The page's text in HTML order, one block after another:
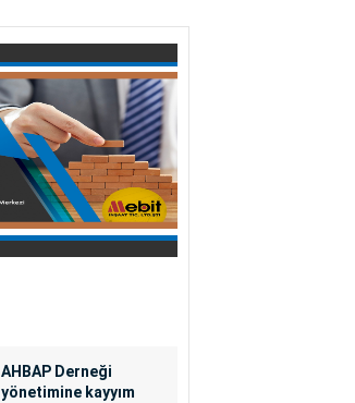
AHBAP Derneği
yönetimine kayyım